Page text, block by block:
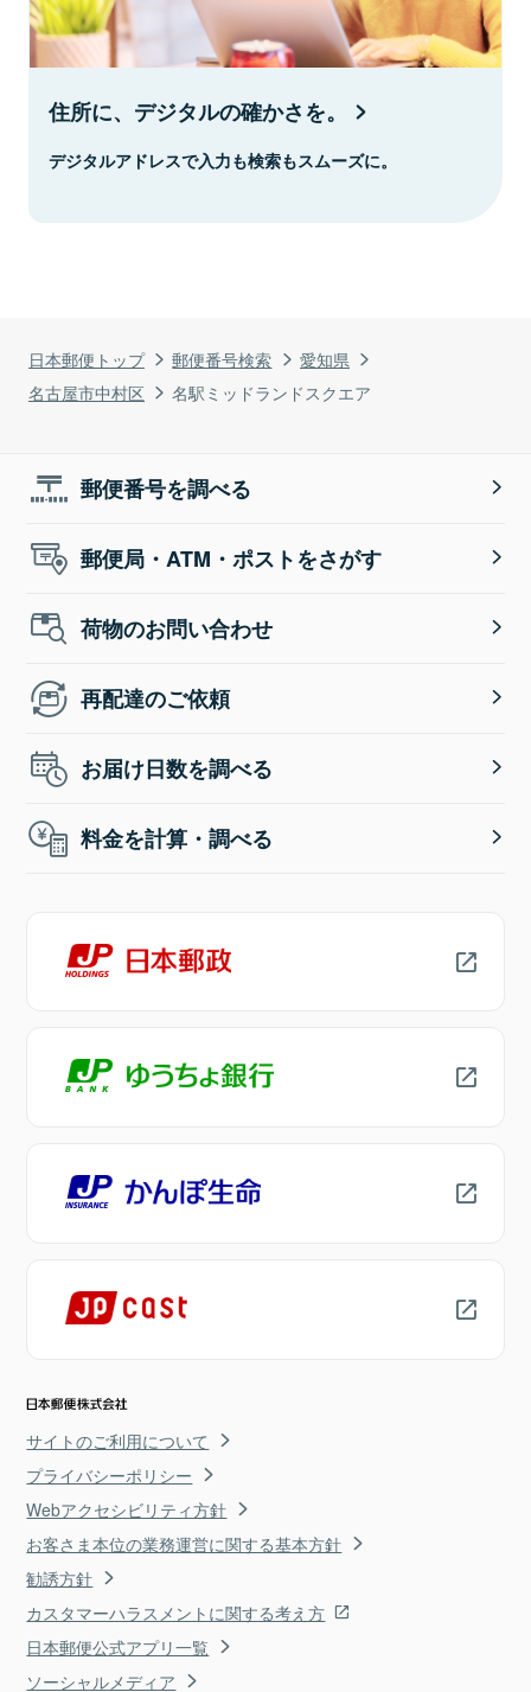
日本郵便トップ 郵便番号検索
愛知県
名古屋市中村区
名駅ミッドランドスクエア
住所に、デジタルの確かさを。
デジタルアドレスで入力も検索もスムーズに。
郵便番号を調べる
郵便局・ATM・ポストをさがす
荷物のお問い合わせ
再配達のご依頼
お届け日数を調べる
料金を計算・調べる
サイトのご利用について
プライバシーポリシー
Webアクセシビリティ方針
お客さま本位の業務運営に関する基本方針
勧誘方針
カスタマーハラスメントに関する考え方
日本郵便公式アプリ一覧
ソーシャルメディア